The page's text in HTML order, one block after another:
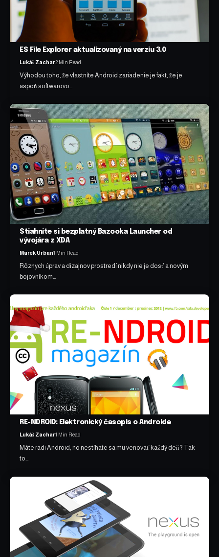
ES File Explorer aktualizovaný na verziu 3.0
Lukáš Zachar2 Min Read
Výhodou toho, že vlastníte Android zariadenie je fakt, že je
aspoň softwarovo…
Stiahnite si bezplatný Bazooka Launcher od
vývojára z XDA
Marek Urban1 Min Read
Rôznych úprav a dizajnov prostredí nikdy nie je dosť a novým
bojovníkom…
RE-NDROID: Elektronický časopis o Androide
Lukáš Zachar1 Min Read
Máte radi Android, no nestíhate sa mu venovať každý deň? Tak
to…